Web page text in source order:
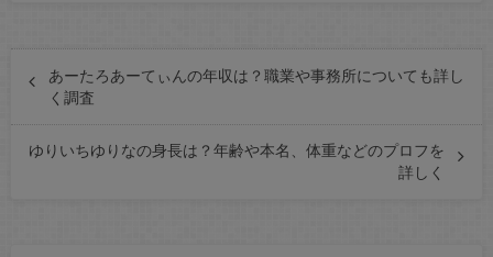
あーたろあーてぃんの年収は？職業や事務所についても詳し
く調査
ゆりいちゆりなの身長は？年齢や本名、体重などのプロフを
詳しく